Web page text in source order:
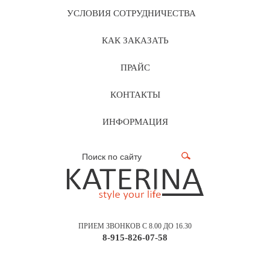
УСЛОВИЯ СОТРУДНИЧЕСТВА
КАК ЗАКАЗАТЬ
ПРАЙС
КОНТАКТЫ
ИНФОРМАЦИЯ
ПРИЕМ ЗВОНКОВ С 8.00 ДО 16.30
8-915-826-07-58